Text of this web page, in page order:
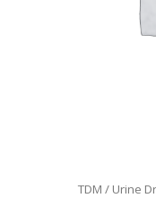
TDM / Urine